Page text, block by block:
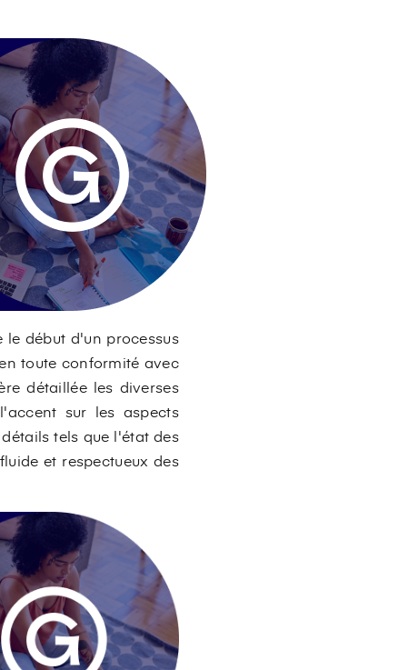
début d'un processus
toute conformité avec
détaillée les diverses
sur les aspects
tels que l'état des
et respectueux des